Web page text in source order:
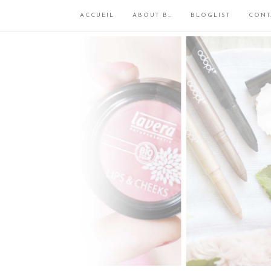
ACCUEIL ABOUT B… BLOGLIST